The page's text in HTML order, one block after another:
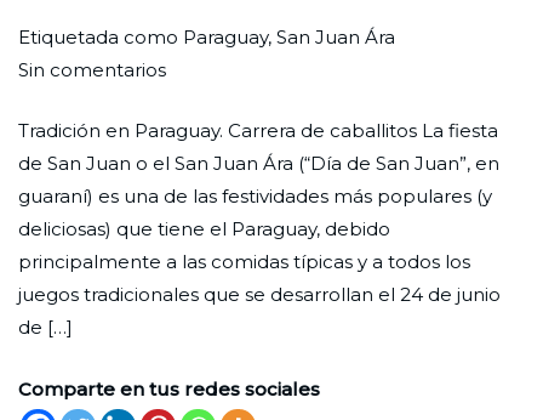
Por
Redaccion
Nueva
Publicada
el
de
junio
de
2022
Publicada
en
Etiquetada como Paraguay, San Juan Ára
Sin comentariosen
de
San
Juan
Ára
Tradición en Paraguay. Carrera de caballitos La fiesta
de San Juan o el San Juan Ára (“Día de San Juan”, en
guaraní) es una de las festividades más populares (y
deliciosas) que tiene el Paraguay, debido
principalmente a las comidas típicas y a todos los
juegos tradicionales que se desarrollan el 24 de junio
de […]
Comparte en tus redes sociales